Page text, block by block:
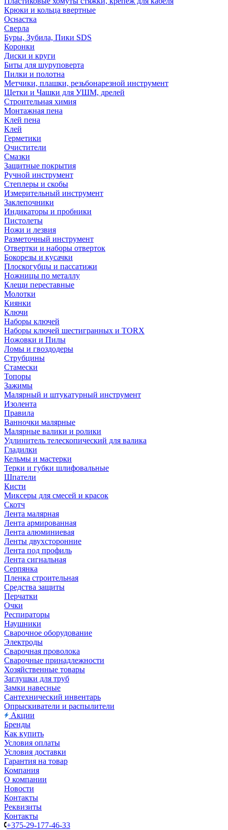
Крюки и кольца ввертные
Оснастка
Сверла
Буры, Зубила, Пики SDS
Коронки
Диски и круги
Биты для шуруповерта
Пилки и полотна
Метчики, плашки, резьбонарезной инструмент
Щетки и Чашки для УШМ, дрелей
Строительная химия
Монтажная пена
Клей пена
Клей
Герметики
Очистители
Смазки
Защитные покрытия
Ручной инструмент
Степлеры и скобы
Измерительный инструмент
Заклепочники
Индикаторы и пробники
Пистолеты
Ножи и лезвия
Разметочный инструмент
Отвертки и наборы отверток
Бокорезы и кусачки
Плоскогубцы и пассатижи
Ножницы по металлу
Клещи переставные
Молотки
Киянки
Ключи
Наборы ключей
Наборы ключей шестигранных и TORX
Ножовки и Пилы
Ломы и гвоздодеры
Струбцины
Стамески
Топоры
Зажимы
Малярный и штукатурный инструмент
Изолента
Правила
Ванночки малярные
Малярные валики и ролики
Удлинитель телескопический для валика
Гладилки
Кельмы и мастерки
Терки и губки шлифовальные
Шпатели
Кисти
Миксеры для смесей и красок
Скотч
Лента малярная
Лента армированная
Лента алюминиевая
Ленты двухсторонние
Лента под профиль
Лента сигнальная
Серпянка
Пленка строительная
Средства защиты
Перчатки
Очки
Респираторы
Наушники
Сварочное оборудование
Электроды
Сварочная проволока
Сварочные принадлежности
Хозяйственные товары
Заглушки для труб
Замки навесные
Сантехнический инвентарь
Опрыскиватели и распылители
Акции
Бренды
Как купить
Условия оплаты
Условия доставки
Гарантия на товар
Компания
О компании
Новости
Контакты
Реквизиты
Контакты
+375-29-177-46-33